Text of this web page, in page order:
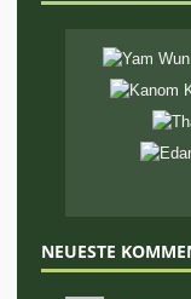
NEUESTE